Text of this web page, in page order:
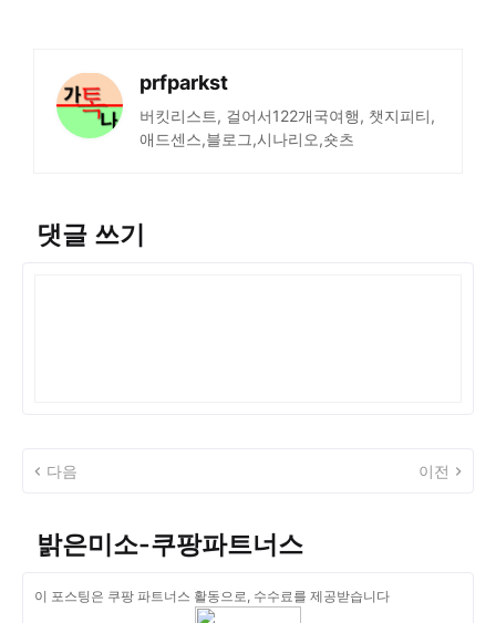
prfparkst
버킷리스트, 걸어서122개국여행, 챗지피티,
애드센스,블로그,시나리오,숏츠
댓글 쓰기
다음 이전
밝은미소-쿠팡파트너스
이 포스팅은 쿠팡 파트너스 활동으로, 수수료를 제공받습니다